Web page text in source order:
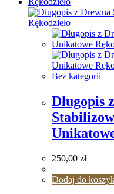
Bez kategorii
Długopis
250,00 zł
Dodaj do